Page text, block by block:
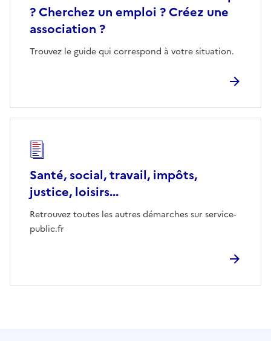
? Cherchez un emploi ? Créez une
association ?
Trouvez le guide qui correspond à votre situation.
Santé, social, travail, impôts,
justice, loisirs...
Retrouvez toutes les autres démarches sur service-
public.fr